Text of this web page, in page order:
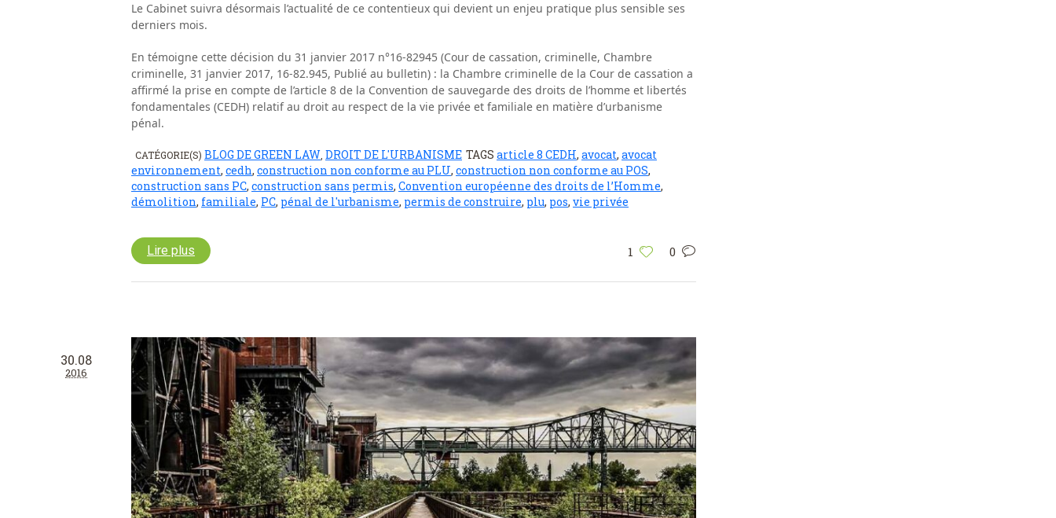
Le Cabinet suivra désormais l’actualité de ce contentieux qui devient un enjeu pratique plus sensible ses
derniers mois.
En témoigne cette décision du 31 janvier 2017 n°16-82945 (Cour de cassation, criminelle, Chambre
criminelle, 31 janvier 2017, 16-82.945, Publié au bulletin) : la Chambre criminelle de la Cour de cassation a
affirmé la prise en compte de l’article 8 de la Convention de sauvegarde des droits de l’homme et libertés
fondamentales (CEDH) relatif au droit au respect de la vie privée et familiale en matière d’urbanisme
pénal.
CATÉGORIE(S) BLOG DE GREEN LAW DROIT DE L'URBANISME TAGS article 8 CEDH, avocat, avocat
environnement, cedh, construction non conforme au PLU, construction non conforme au POS,
construction sans PC, construction sans permis, Convention européenne des droits de l’Homme,
démolition, familiale, PC, pénal de l'urbanisme, permis de construire, plu, pos, vie privée
1 0
Lire plus
30.08
2016